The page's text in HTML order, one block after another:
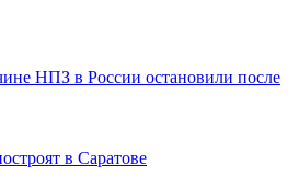
НПЗ в России остановили после
в Саратове